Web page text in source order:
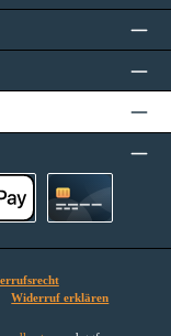
Widerruf erklären